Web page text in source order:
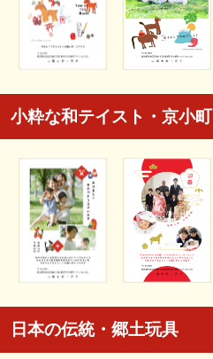
小粋な和テイスト・京小町
日本の伝統・郷土玩具